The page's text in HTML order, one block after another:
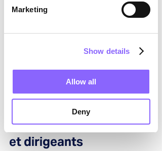
Marketing
Show details
Allow all
Deny
opérationnels
Ils équilibrent leadership stratégique et
rapidement à la réalité de l’entreprise.
Différences entre
managers de transition
et dirigeants